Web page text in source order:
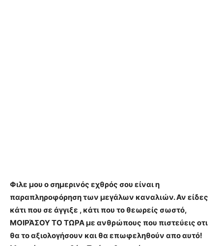
Φιλε μου ο σημερινός εχθρός σου είναι η
παραπληροφόρηση των μεγάλων καναλιών. Αν είδες
κάτι που σε άγγιξε , κάτι που το θεωρείς σωστό,
ΜΟΙΡΆΣΟΥ ΤΟ ΤΩΡΑ με ανθρώπους που πιστεύεις οτι
θα το αξιολογήσουν και θα επωφεληθούν απο αυτό!